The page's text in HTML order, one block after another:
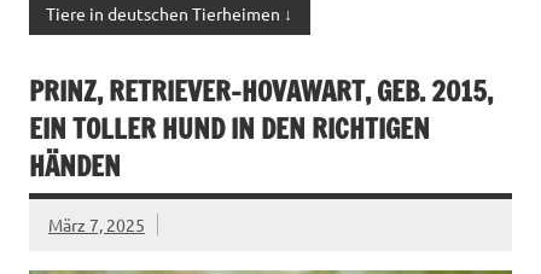
Tiere in deutschen Tierheimen ↓
PRINZ, RETRIEVER-HOVAWART, GEB. 2015,
EIN TOLLER HUND IN DEN RICHTIGEN
HÄNDEN
März 7, 2025